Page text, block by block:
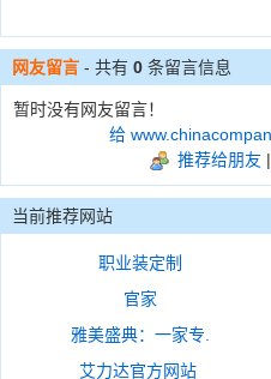
网友留言 - 共有 0 条留言信息
暂时没有网友留言！
给
推荐给朋友 |
当前推荐网站
职业装定制
官家
雅美盛典：一家专.
艾力达官方网站